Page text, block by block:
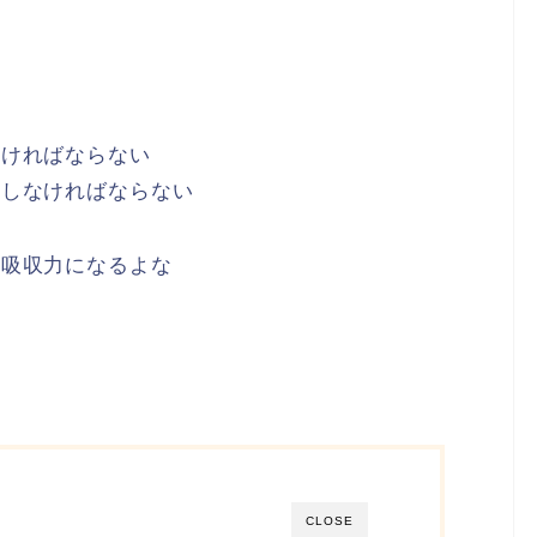
ればならない
なければならない
収力になるよな
CLOSE